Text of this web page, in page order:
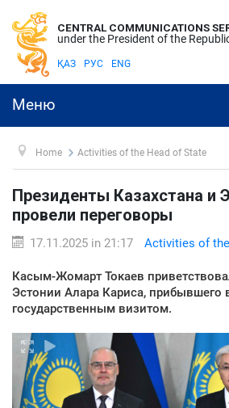
CENTRAL COMMUNICATIONS
under the President of the
ҚАЗ РУС ENG
Меню
Home Activities of the Head of State
Президенты Казахстана и
провели переговоры
17.11.2025 in 21:17 Activities of
Касым-Жомарт Токаев
Эстонии Алара Кариса, прибывшего
государственным визитом.